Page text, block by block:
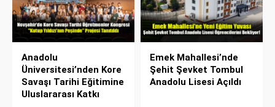
Anadolu
Üniversitesi’nden Kore
Savaşı Tarihi Eğitimine
Uluslararası Katkı
Emek Mahallesi’nde
Şehit Şevket Tombul
Anadolu Lisesi Açıldı